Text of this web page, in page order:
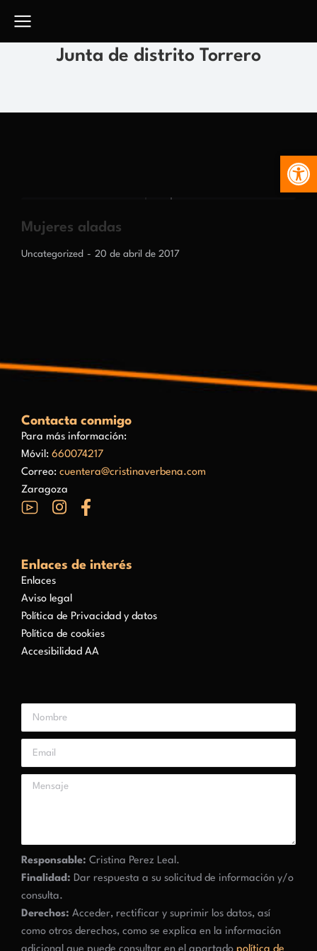
Junta de distrito Torrero
Mujeres aladas
Uncategorized 20 de abril de 2017
Contacta conmigo
Para más información:
Móvil: 660074217
Correo: cuentera@cristinaverbena.com
Zaragoza
Enlaces de interés
Enlaces
Aviso legal
Política de Privacidad y datos
Política de cookies
Accesibilidad AA
Responsable: Cristina Perez Leal.
Finalidad: Dar respuesta a su solicitud de información y/o
consulta.
Derechos: Acceder, rectificar y suprimir los datos, así
como otros derechos, como se explica en la información